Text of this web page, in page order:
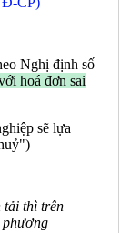
Nghị định số
hoá đơn sai
sẽ lựa
tải thì trên
phương